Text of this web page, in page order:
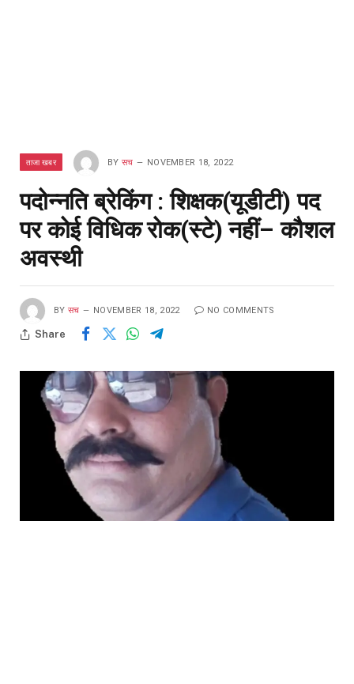
ताजा खबर BY सच NOVEMBER 18, 2022
पदोन्नति ब्रेकिंग : शिक्षक(यूडीटी) पद
पर कोई विधिक रोक(स्टे) नहीं– कौशल
अवस्थी
BY सच NOVEMBER 18, 2022 NO COMMENTS
Share